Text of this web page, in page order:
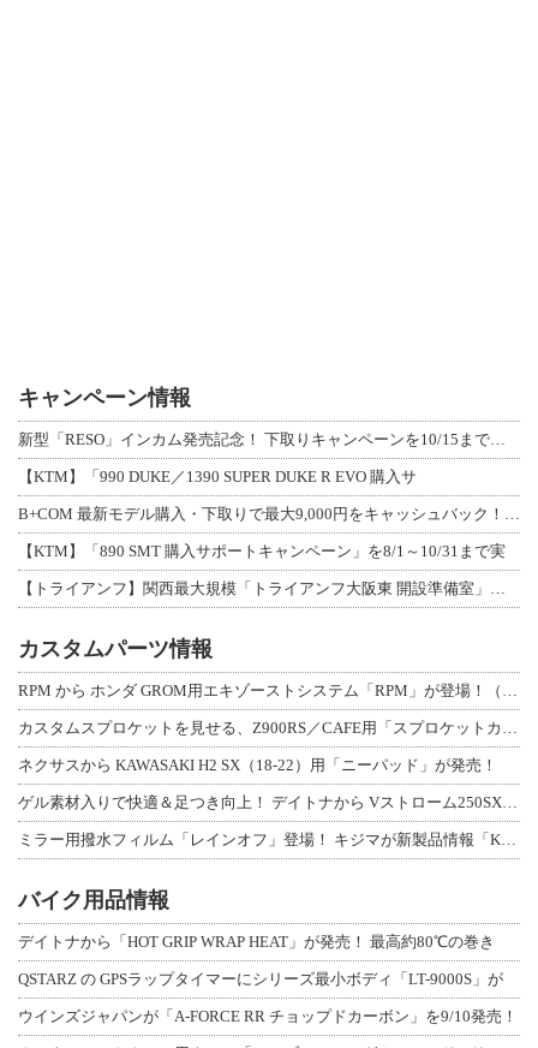
キャンペーン情報
【KTM】「990 DUKE／1390 SUPER DUKE R EVO 購入サ
【KTM】「890 SMT 購入サポートキャンペーン」を8/1～10/31まで実
カスタムパーツ情報
ネクサスから KAWASAKI H2 SX（18-22）用「ニーパッド」が発売！
バイク用品情報
デイトナから「HOT GRIP WRAP HEAT」が発売！ 最高約80℃の巻き
QSTARZ の GPSラップタイマーにシリーズ最小ボディ「LT-9000S」が
ウインズジャパンが「A-FORCE RR チョップドカーボン」を9/10発売！